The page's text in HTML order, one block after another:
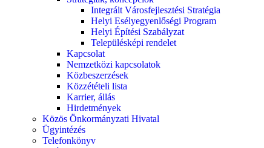
Integrált Városfejlesztési Stratégia
Helyi Esélyegyenlőségi Program
Helyi Építési Szabályzat
Településképi rendelet
Kapcsolat
Nemzetközi kapcsolatok
Közbeszerzések
Közzétételi lista
Karrier, állás
Hirdetmények
Közös Önkormányzati Hivatal
Ügyintézés
Telefonkönyv